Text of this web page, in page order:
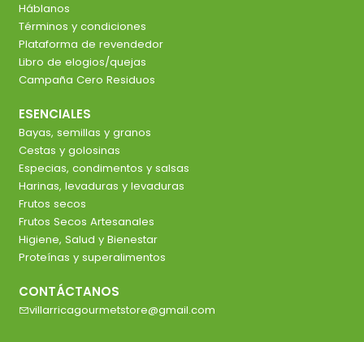
Háblanos
Términos y condiciones
Plataforma de revendedor
Libro de elogios/quejas
Campaña Cero Residuos
ESENCIALES
Bayas, semillas y granos
Cestas y golosinas
Especias, condimentos y salsas
Harinas, levaduras y levaduras
Frutos secos
Frutos Secos Artesanales
Higiene, Salud y Bienestar
Proteínas y superalimentos
CONTÁCTANOS
villarricagourmetstore@gmail.com